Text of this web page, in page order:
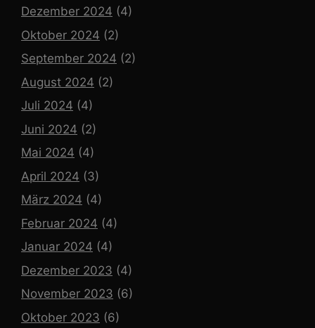
Dezember 2024 (4)
Oktober 2024 (2)
September 2024 (2)
August 2024 (2)
Juli 2024 (4)
Juni 2024 (2)
Mai 2024 (4)
April 2024 (3)
März 2024 (4)
Februar 2024 (4)
Januar 2024 (4)
Dezember 2023 (4)
November 2023 (6)
Oktober 2023 (6)